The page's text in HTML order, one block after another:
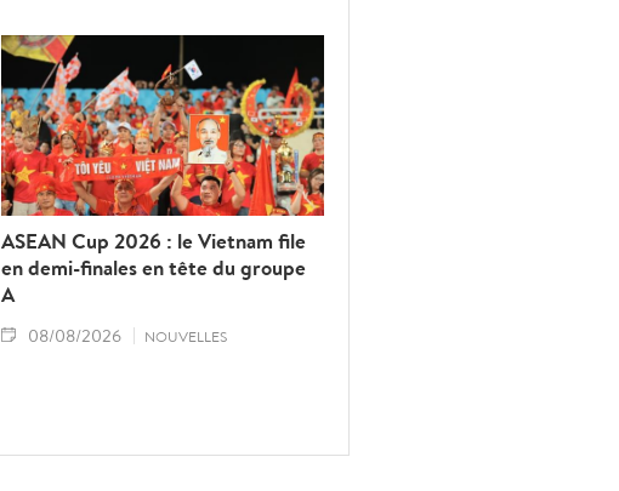
ASEAN Cup 2026 : le Vietnam file
en demi-finales en tête du groupe
A
08/08/2026 NOUVELLES